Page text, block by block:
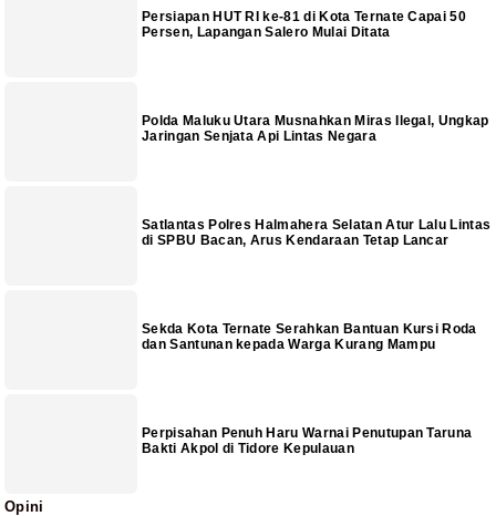
Persiapan HUT RI ke-81 di Kota Ternate Capai 50
Persen, Lapangan Salero Mulai Ditata
Polda Maluku Utara Musnahkan Miras Ilegal, Ungkap
Jaringan Senjata Api Lintas Negara
Satlantas Polres Halmahera Selatan Atur Lalu Lintas
di SPBU Bacan, Arus Kendaraan Tetap Lancar
Sekda Kota Ternate Serahkan Bantuan Kursi Roda
dan Santunan kepada Warga Kurang Mampu
Perpisahan Penuh Haru Warnai Penutupan Taruna
Bakti Akpol di Tidore Kepulauan
Opini